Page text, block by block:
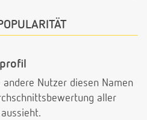
Nutzer diesen Namen
aller